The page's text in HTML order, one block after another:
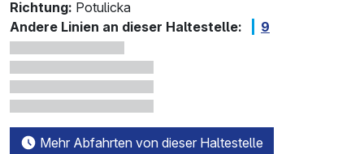
Richtung: Potulicka
Andere Linien an dieser Haltestelle:
9
Mehr Abfahrten von dieser Haltestelle